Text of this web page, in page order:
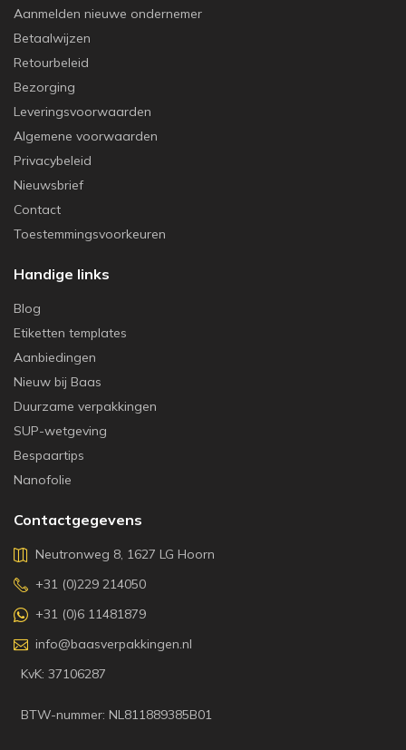
Aanmelden nieuwe ondernemer
Betaalwijzen
Retourbeleid
Bezorging
Leveringsvoorwaarden
Algemene voorwaarden
Privacybeleid
Nieuwsbrief
Contact
Toestemmingsvoorkeuren
Handige links
Blog
Etiketten templates
Aanbiedingen
Nieuw bij Baas
Duurzame verpakkingen
SUP-wetgeving
Bespaartips
Nanofolie
Contactgegevens
Neutronweg 8, 1627 LG Hoorn
+31 (0)229 214050
+31 (0)6 11481879
info@baasverpakkingen.nl
KvK: 37106287
BTW-nummer: NL811889385B01